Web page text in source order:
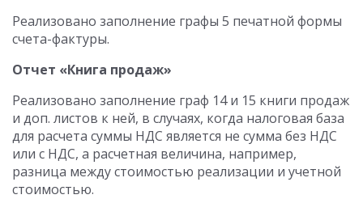
Реализовано заполнение графы 5 печатной формы
счета-фактуры.
Отчет «Книга продаж»
Реализовано заполнение граф 14 и 15 книги продаж
и доп. листов к ней, в случаях, когда налоговая база
для расчета суммы НДС является не сумма без НДС
или с НДС, а расчетная величина, например,
разница между стоимостью реализации и учетной
стоимостью.